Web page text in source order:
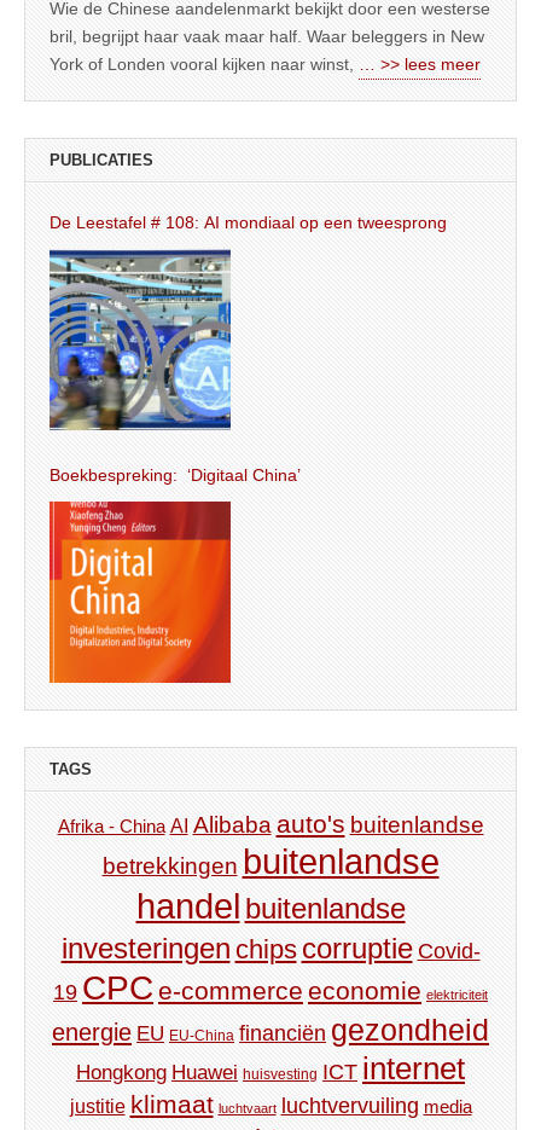
Wie de Chinese aandelenmarkt bekijkt door een westerse
bril, begrijpt haar vaak maar half. Waar beleggers in New
York of Londen vooral kijken naar winst,
… >> lees meer
PUBLICATIES
De Leestafel # 108: AI mondiaal op een tweesprong
Boekbespreking: ‘Digitaal China’
TAGS
Afrika - China AI Alibaba auto's buitenlandse
betrekkingen buitenlandse
handel buitenlandse
investeringen chips corruptie Covid-
19 CPC e-commerce economie elektriciteit
energie EU EU-China financiën gezondheid
Hongkong Huawei huisvesting ICT internet
justitie klimaat luchtvaart luchtvervuiling media